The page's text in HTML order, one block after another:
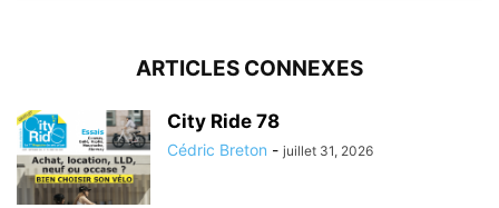
ARTICLES CONNEXES
City Ride 78
Cédric Breton - juillet 31, 2026